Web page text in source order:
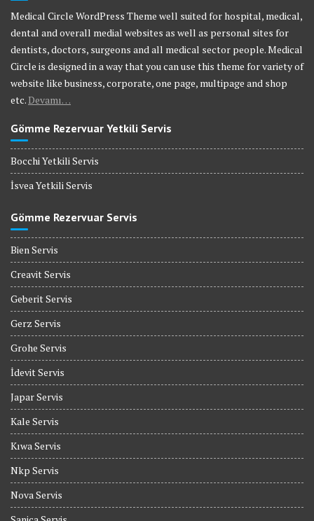
Medical Circle WordPress Theme well suited for hospital, medical,
dental and overall medial websites as well as personal sites for
dentists, doctors, surgeons and all medical sector people. Medical
Circle is designed in a way that you can use this theme for variety of
website like business, corporate, one page, multipage and shop
etc. Devamı…
Gömme Rezervuar Yetkili Servis
Bocchi Yetkili Servis
İsvea Yetkili Servis
Gömme Rezervuar Servis
Bien Servis
Creavit Servis
Geberit Servis
Gerz Servis
Grohe Servis
İdevit Servis
Japar Servis
Kale Servis
Kıwa Servis
Nkp Servis
Nova Servis